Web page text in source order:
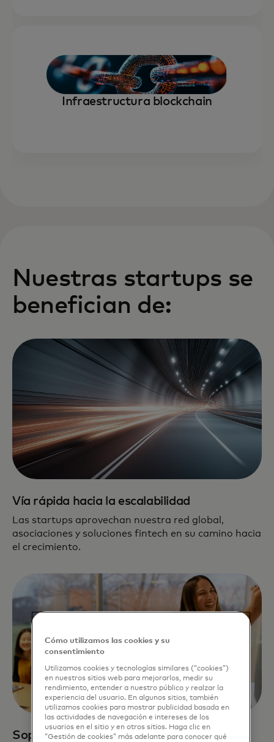
Infraestructura blockchain
Nuestras startups se
benefician de:
Vía rápida hacia la escalabilidad
Las startups aprovechan nuestra red global,
asociaciones y soluciones fintech en su camino hacia
el crecimiento.
Soporte dedicado
Cómo utilizamos las cookies y su
consentimiento
Utilizamos cookies y tecnologías similares (“cookies”)
en nuestros sitios web para mejorarlos, medir su
rendimiento, entender a nuestro público y realzar la
experiencia del usuario. En algunos sitios, también
utilizamos cookies para mostrar publicidad basada en
las actividades de navegación e intereses de los
usuarios en el sitio y en otros sitios. Haga clic en
“Gestión de cookies” más adelante para conocer qué